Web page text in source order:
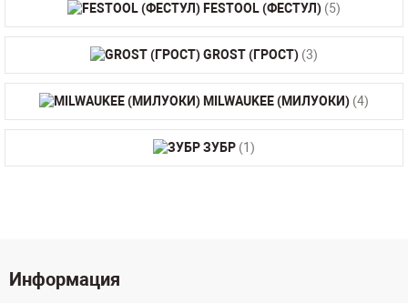
FESTOOL (ФЕСТУЛ) (5)
GROST (ГРОСТ) (3)
MILWAUKEE (МИЛУОКИ) (4)
ЗУБР (1)
Информация